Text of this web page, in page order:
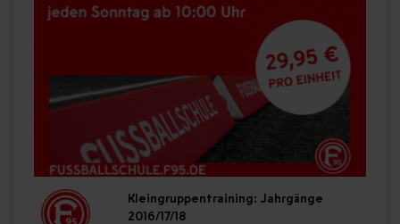
Kleingruppentraining: Jahrgänge
2016/17/18